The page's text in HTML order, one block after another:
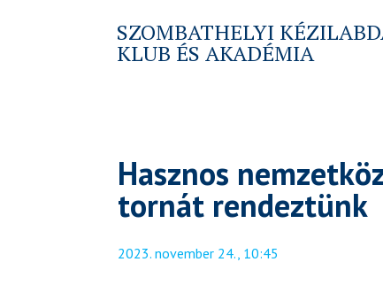
SZOMBATHELYI
KLUB ÉS AKADÉMIA
Hasznos
tornát rendeztünk
2023. november 24., 10:45